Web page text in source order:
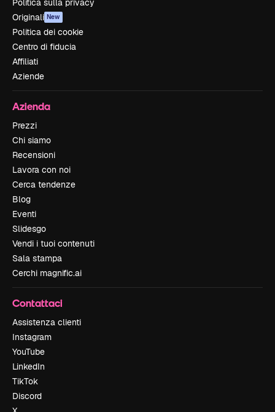
Politica sulla privacy
Originali New
Politica dei cookie
Centro di fiducia
Affiliati
Aziende
Azienda
Prezzi
Chi siamo
Recensioni
Lavora con noi
Cerca tendenze
Blog
Eventi
Slidesgo
Vendi i tuoi contenuti
Sala stampa
Cerchi magnific.ai
Contattaci
Assistenza clienti
Instagram
YouTube
LinkedIn
TikTok
Discord